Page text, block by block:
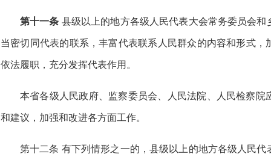
第十一条 县级以上的地方各级人民代表大会常务委员会
当密切同代表的联系，丰富代表联系人民群众的内容和形式
依法履职，充分发挥代表作用。
本省各级人民政府、监察委员会、人民法院、人民检察
和建议，加强和改进各方面工作。
第十二条 有下列情形之一的，县级以上的地方各级人民